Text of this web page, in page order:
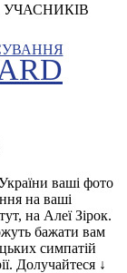
УЧАСНИКІВ
ваші фото
на ваші
на Алеї Зірок.
бажати вам
симпатій
Долучайтеся ↓